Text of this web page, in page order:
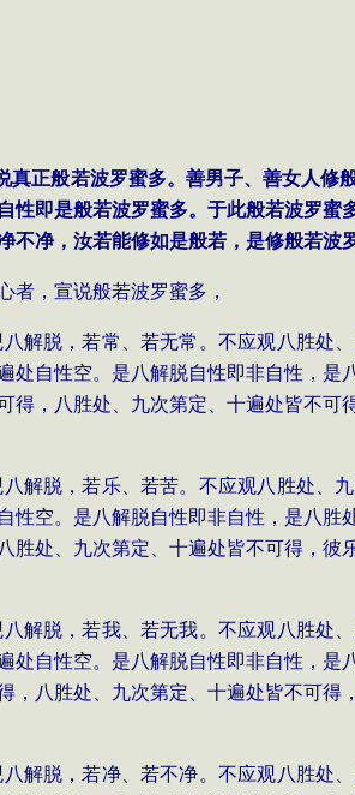
正般若波罗蜜多。善男子、善女人
性即是般若波罗蜜多。于此般若波罗
不净，汝若能修如是般若，是修般若波
者，宣说般若波罗蜜多，
解脱，若常、若无常。不应观八胜处
处自性空。是八解脱自性即非自性，
得，八胜处、九次第定、十遍处皆不
解脱，若乐、若苦。不应观八胜处、
空。是八解脱自性即非自性，是八胜
处、九次第定、十遍处皆不可得，
解脱，若我、若无我。不应观八胜处
处自性空。是八解脱自性即非自性，
，八胜处、九次第定、十遍处皆不可
解脱，若净、若不净。不应观八胜处